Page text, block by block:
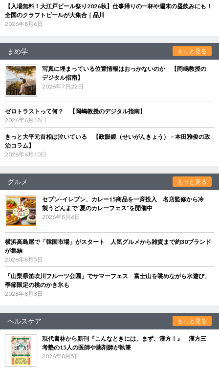
【入場無料！大江戸ビール祭り2026秋】仕事帰りの一杯や週末の昼飲みにも！
全国のクラフトビールが大集合｜品川
2026年8月6日
まめ学 もっと見る
写真に埋まっている位置情報はおっかないのか 【岡嶋教授の
デジタル指南】
2026年7月22日
ゼロトラストって何？ 【岡嶋教授のデジタル指南】
2026年6月18日
きっと大平元首相は泣いている 【政眼鏡（せいがんきょう）－本田雅俊の政
治コラム】
2026年6月10日
グルメ もっと見る
セブン‐イレブン、カレー15商品を一斉投入 名店監修から冷
製うどんまで“夏のカレーフェス”を開催中
2026年8月6日
横浜高島屋で「韓国市場」がスタート 人気グルメから雑貨まで約30ブランド
が集結
2026年8月5日
「山梨県笛吹川フルーツ公園」でサマーフェス 富士山を眺めながら水遊び、
季節限定の桃のかき氷も
2026年8月3日
ヘルスケア もっと見る
現代書林から新刊『こんなときには、まず、漢方！』 漢方三
考塾の15人の医師や薬剤師が執筆
2026年8月5日